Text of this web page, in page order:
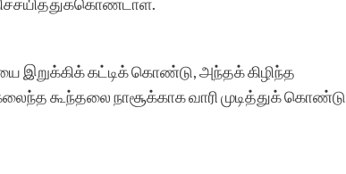
கட்டிக் கொண்டு, அந்தக் கிழிந்த
கூந்தலை நாசூக்காக வாரி முடித்துக் கொண்டு